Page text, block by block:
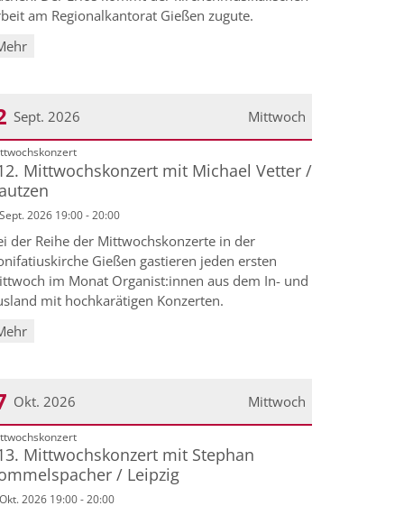
am Regionalkantorat Gießen zugute.
Mittwoch
Sept. 2026
2. September 2026
:
Mittwochskonzert mit Michael Vetter /
2026 19:00 - 20:00
der Reihe der Mittwochskonzerte in der
Gießen gastieren jeden ersten
im Monat Organist:innen aus dem In- und
mit hochkarätigen Konzerten.
Mittwoch
Okt. 2026
7. Oktober 2026
:
Mittwochskonzert mit Stephan
/ Leipzig
2026 19:00 - 20:00